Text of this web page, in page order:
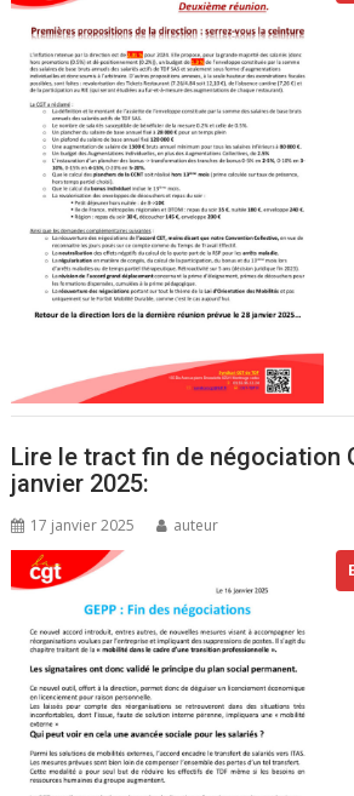
Lire le tract fin de négociation
janvier 2025:
17 janvier 2025 auteur